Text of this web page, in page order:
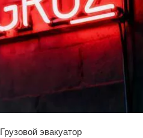
Грузовой эвакуатор